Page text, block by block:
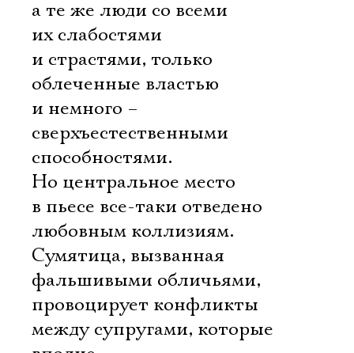
а те же люди со всеми
их слабостями
и страстями, только
облеченные властью
и немного –
сверхъестественными
способностями.
Но центральное место
в пьесе все-таки отведено
любовным коллизиям.
Сумятица, вызванная
фальшивыми обличьями,
провоцирует конфликты
между супругами, которые